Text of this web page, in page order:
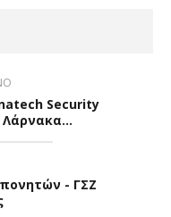
Security
Λάρνακα…
- ΓΣΖ